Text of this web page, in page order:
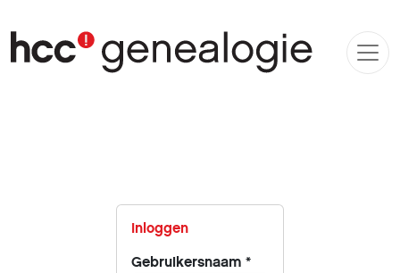
Inloggen
Gebruikersnaam *